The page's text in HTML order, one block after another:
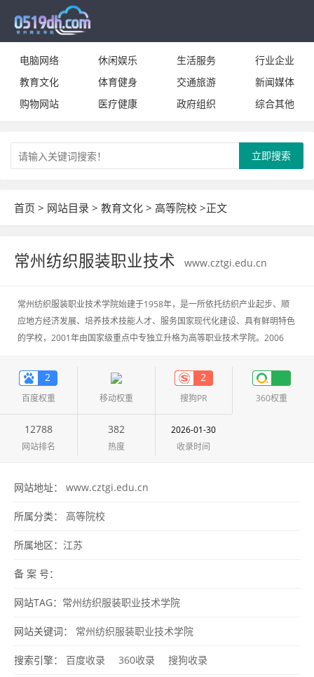
电脑网络 休闲娱乐 生活服务
行业企业
教育文化
体育健身 交通旅游
新闻媒体
购物网站
医疗健康 政府组织 综合其他
立即搜索
首页 > 网站目录 > 教育文化 > 高等院校 >正文
常州纺织服装职业技术 www.cztgi.edu.cn
常州纺织服装职业技术学院始建于1958年，是一所依托纺织产业起步、顺
应地方经济发展、培养技术技能人才、服务国家现代化建设、具有鲜明特色
的学校，2001年由国家级重点中专独立升格为高等职业技术学院。2006
2
百度权重 移动权重
2
搜狗PR 360权重
12788
网站排名
382
热度
2026-01-30
收录时间
网站地址： www.cztgi.edu.cn
所属分类： 高等院校
所属地区： 江苏
备 案 号：
网站TAG： 常州纺织服装职业技术学院
网站关键词： 常州纺织服装职业技术学院
搜索引擎： 百度收录 360收录 搜狗收录